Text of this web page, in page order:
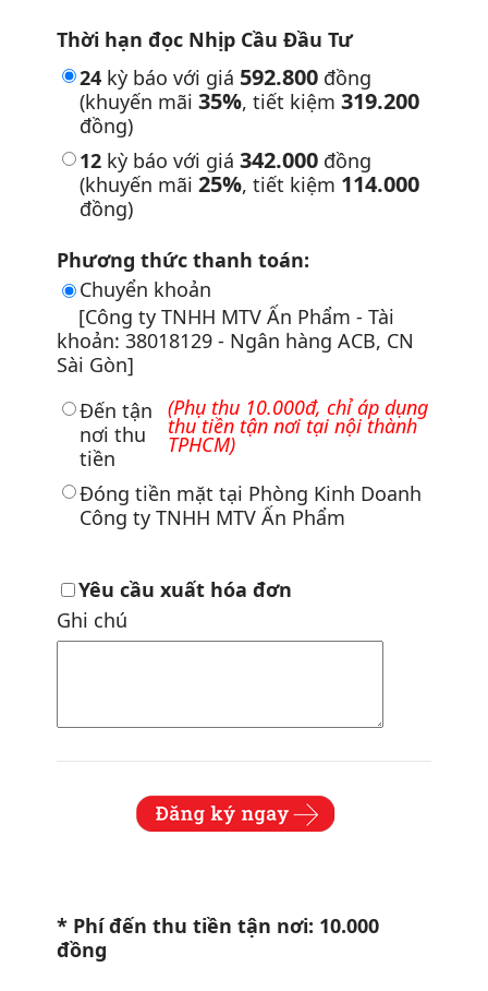
Thời hạn đọc Nhịp Cầu Đầu Tư
24 kỳ báo với giá 592.800 đồng
(khuyến mãi35%, tiết kiệm319.200
đồng)
12 kỳ báo với giá342.000 đồng
(khuyến mãi25%, tiết kiệm 114.000
đồng)
Phương thức thanh toán:
Chuyển khoản
[Công ty TNHH MTV Ấn Phẩm - Tài
khoản: 38018129 - Ngân hàng ACB, CN
Sài Gòn]
Đến tận
nơi thu
tiền
(Phụ thu 10.000đ, chỉ áp dụng
thu tiền tận nơi tại nội thành
TPHCM)
Đóng tiền mặt tại Phòng Kinh Doanh
Công ty TNHH MTV Ấn Phẩm
Yêu cầu xuất hóa đơn
Ghi chú
* Phí đến thu tiền tận nơi: 10.000
đồng